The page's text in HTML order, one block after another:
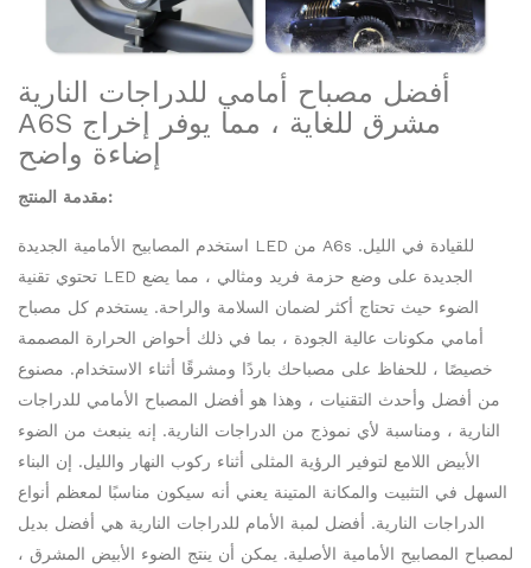
أفضل مصباح أمامي للدراجات النارية
A6S مشرق للغاية ، مما يوفر إخراج
إضاءة واضح
مقدمة المنتج:
استخدم المصابيح الأمامية الجديدة LED من A6s للقيادة في الليل.
تحتوي تقنية LED الجديدة على وضع حزمة فريد ومثالي ، مما يضع
الضوء حيث تحتاج أكثر لضمان السلامة والراحة. يستخدم كل مصباح
أمامي مكونات عالية الجودة ، بما في ذلك أحواض الحرارة المصممة
خصيصًا ، للحفاظ على مصباحك باردًا ومشرقًا أثناء الاستخدام. مصنوع
من أفضل وأحدث التقنيات ، وهذا هو أفضل المصباح الأمامي للدراجات
النارية ، ومناسبة لأي نموذج من الدراجات النارية. إنه ينبعث من الضوء
الأبيض اللامع لتوفير الرؤية المثلى أثناء ركوب النهار والليل. إن البناء
السهل في التثبيت والمكانة المتينة يعني أنه سيكون مناسبًا لمعظم أنواع
الدراجات النارية. أفضل لمبة الأمام للدراجات النارية هي أفضل بديل
لمصباح المصابيح الأمامية الأصلية. يمكن أن ينتج الضوء الأبيض المشرق ،